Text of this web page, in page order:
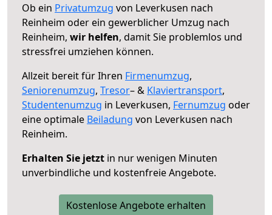
Ob ein Privatumzug von Leverkusen nach
Reinheim oder ein gewerblicher Umzug nach
Reinheim, wir helfen, damit Sie problemlos und
stressfrei umziehen können.
Allzeit bereit für Ihren Firmenumzug,
Seniorenumzug, Tresor– & Klaviertransport,
Studentenumzug in Leverkusen, Fernumzug oder
eine optimale Beiladung von Leverkusen nach
Reinheim.
Erhalten Sie jetzt in nur wenigen Minuten
unverbindliche und kostenfreie Angebote.
Kostenlose Angebote erhalten